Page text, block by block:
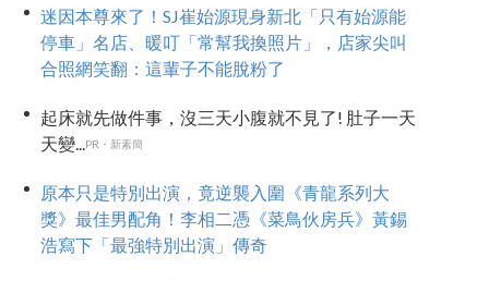
迷因本尊來了！SJ崔始源現身新北「只有始源能
停車」名店、暖叮「常幫我換照片」，店家尖叫
合照網笑翻：這輩子不能脫粉了
起床就先做件事，沒三天小腹就不見了! 肚子一天
天變...PR・新素簡
原本只是特別出演，竟逆襲入圍《青龍系列大
獎》最佳男配角！李相二憑《菜鳥伙房兵》黃錫
浩寫下「最強特別出演」傳奇